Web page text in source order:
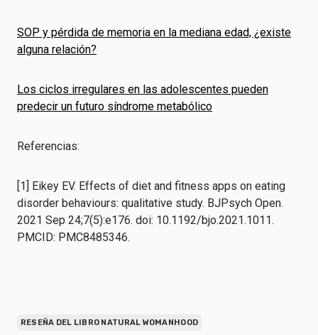
SOP y pérdida de memoria en la mediana edad, ¿existe
alguna relación?
Los ciclos irregulares en las adolescentes pueden
predecir un futuro síndrome metabólico
Referencias:
[1] Eikey EV. Effects of diet and fitness apps on eating
disorder behaviours: qualitative study. BJPsych Open.
2021 Sep 24;7(5):e176. doi: 10.1192/bjo.2021.1011.
PMCID: PMC8485346.
RESEÑA DEL LIBRO NATURAL WOMANHOOD